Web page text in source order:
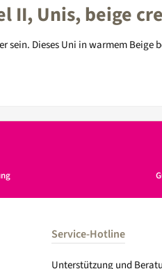
Unis, beige
Dieses Uni in warmem
Service-Hotline
Unterstützung und